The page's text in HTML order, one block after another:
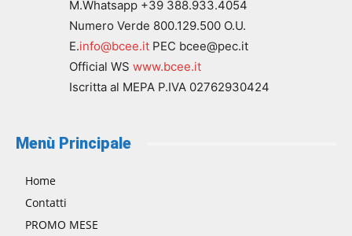
M.Whatsapp +39 388.933.4054
Numero Verde 800.129.500 O.U.
E.info@bcee.it PEC bcee@pec.it
Official WS www.bcee.it
Iscritta al MEPA P.IVA 02762930424
Menù Principale
Home
Contatti
PROMO MESE